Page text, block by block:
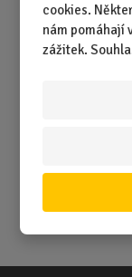
cookies.
nám pomáhají
zážitek.